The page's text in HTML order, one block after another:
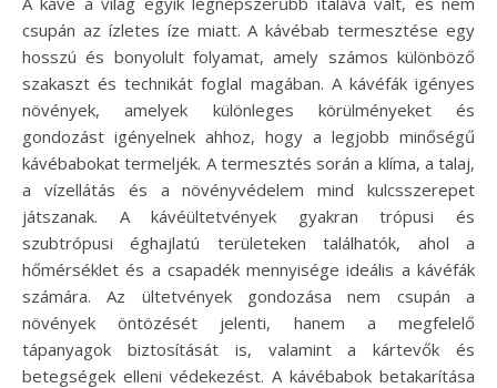
csupán az ízletes íze miatt. A kávébab termesztése egy
hosszú és bonyolult folyamat, amely számos különböző
szakaszt és technikát foglal magában. A kávéfák igényes
növények, amelyek különleges körülményeket és
gondozást igényelnek ahhoz, hogy a legjobb minőségű
kávébabokat termeljék. A termesztés során a klíma, a talaj,
a vízellátás és a növényvédelem mind kulcsszerepet
játszanak. A kávéültetvények gyakran trópusi és
szubtrópusi éghajlatú területeken találhatók, ahol a
hőmérséklet és a csapadék mennyisége ideális a kávéfák
számára. Az ültetvények gondozása nem csupán a
növények öntözését jelenti, hanem a megfelelő
tápanyagok biztosítását is, valamint a kártevők és
betegségek elleni védekezést. A kávébabok betakarítása